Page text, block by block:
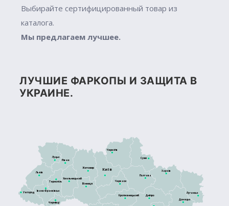
Выбирайте сертифицированный товар из
каталога.
Мы предлагаем лучшее.
ЛУЧШИЕ ФАРКОПЫ И ЗАЩИТА В
УКРАИНЕ.
Луцьк
Київ
Житомир
Тернопіль
Рівне
Львів
Дніпро
Кропивницький
Харків
Полтава
Черкаси
Суми
Чернігів
Донецьк
Луганськ
Ужгород
Чернівці
Вінниця
Хмельницький
Івано-Франківськ